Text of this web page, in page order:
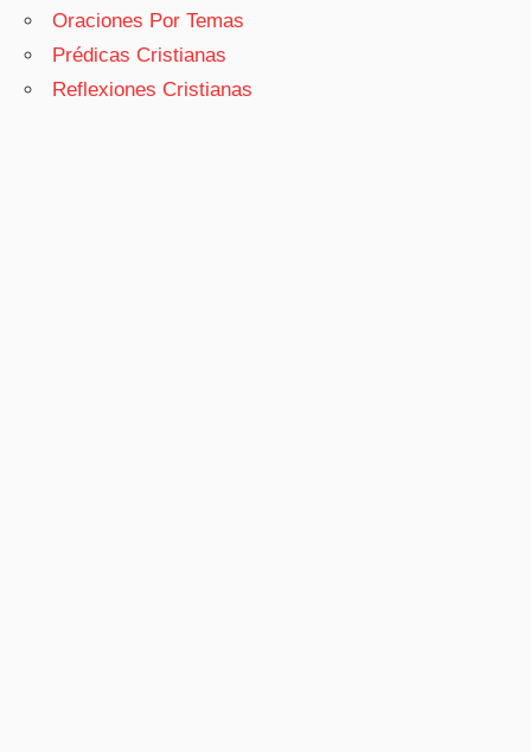
Oraciones Por Temas
Prédicas Cristianas
Reflexiones Cristianas